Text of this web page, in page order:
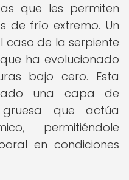
que les permiten
de frío extremo. Un
caso de la serpiente
ha evolucionado
bajo cero. Esta
una capa de
que actúa
permitiéndole
en condiciones